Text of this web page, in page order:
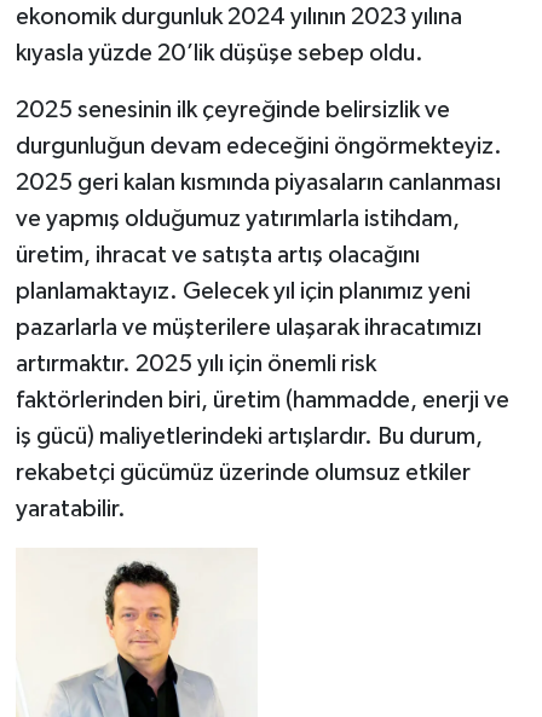
ekonomik durgunluk 2024 yılının 2023 yılına
kıyasla yüzde 20’lik düşüşe sebep oldu.
2025 senesinin ilk çeyreğinde belirsizlik ve
durgunluğun devam edeceğini öngörmekteyiz.
2025 geri kalan kısmında piyasaların canlanması
ve yapmış olduğumuz yatırımlarla istihdam,
üretim, ihracat ve satışta artış olacağını
planlamaktayız. Gelecek yıl için planımız yeni
pazarlarla ve müşterilere ulaşarak ihracatımızı
artırmaktır. 2025 yılı için önemli risk
faktörlerinden biri, üretim (hammadde, enerji ve
iş gücü) maliyetlerindeki artışlardır. Bu durum,
rekabetçi gücümüz üzerinde olumsuz etkiler
yaratabilir.